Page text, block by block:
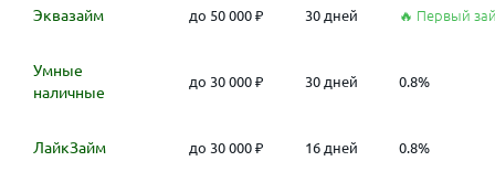
Эквазайм до 50 000 ₽ 30 дней 🔥 Первый
Умные
наличные
до 30 000 ₽ 30 дней 0.8%
ЛайкЗайм до 30 000 ₽ 16 дней 0.8%